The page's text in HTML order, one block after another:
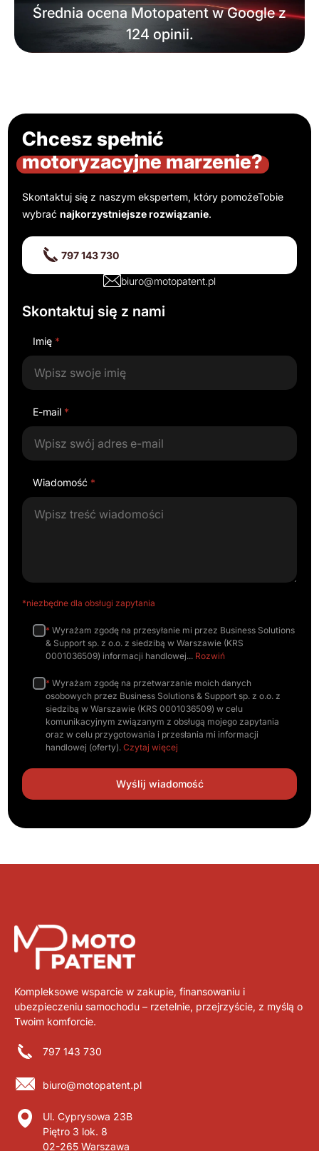
Średnia ocena Motopatent w Google z
124 opinii.
Chcesz spełnić
motoryzacyjne marzenie?
Skontaktuj się z naszym ekspertem, który pomożeTobie
wybraćnajkorzystniejsze rozwiązanie.
797 143 730
biuro@motopatent.pl
Skontaktuj się z nami
Imię *
E-mail *
Wiadomość *
*niezbędne dla obsługi zapytania
* Wyrażam zgodę na przesyłanie mi przez Business Solutions
& Support sp. z o.o. z siedzibą w Warszawie (KRS
0001036509) informacji handlowej
Rozwiń
* Wyrażam zgodę na przetwarzanie moich danych
osobowych przez Business Solutions & Support sp. z o.o. z
siedzibą w Warszawie (KRS 0001036509) w celu
komunikacyjnym związanym z obsługą mojego zapytania
oraz w celu przygotowania i przesłania mi informacji
handlowej (oferty).Czytaj więcej
Kompleksowe wsparcie w zakupie, finansowaniu i
ubezpieczeniu samochodu – rzetelnie, przejrzyście, z myślą o
Twoim komforcie.
797 143 730
biuro@motopatent.pl
Ul. Cyprysowa 23B
Piętro 3 lok. 8
02-265 Warszawa